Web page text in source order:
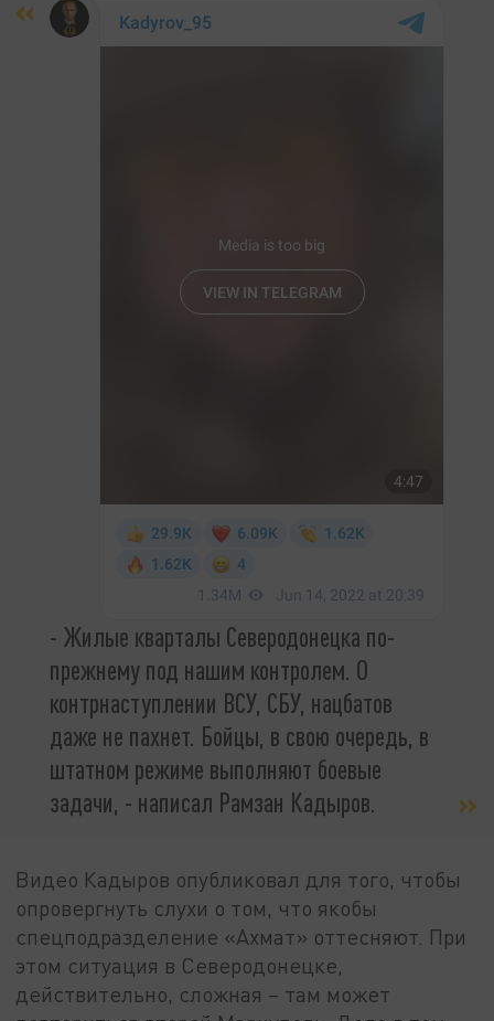
- Жилые кварталы Северодонецка по-
прежнему под нашим контролем. О
контрнаступлении ВСУ, СБУ, нацбатов
даже не пахнет. Бойцы, в свою очередь, в
штатном режиме выполняют боевые
задачи, - написал Рамзан Кадыров.
Видео Кадыров опубликовал для того, чтобы
опровергнуть слухи о том, что якобы
спецподразделение «Ахмат» оттесняют. При
этом ситуация в Северодонецке,
действительно, сложная – там может